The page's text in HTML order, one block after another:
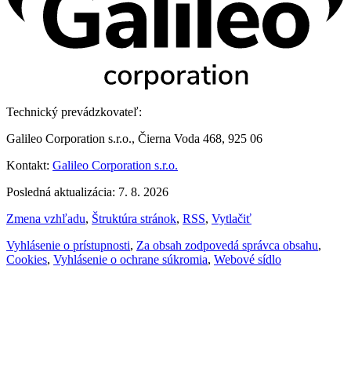
Technický prevádzkovateľ:
Galileo Corporation s.r.o., Čierna Voda 468, 925 06
Kontakt: Galileo Corporation s.r.o.
Posledná aktualizácia: 7. 8. 2026
Zmena vzhľadu, Štruktúra stránok, RSS, Vytlačiť
Vyhlásenie o prístupnosti, Za obsah zodpovedá správca obsahu,
Cookies, Vyhlásenie o ochrane súkromia, Webové sídlo